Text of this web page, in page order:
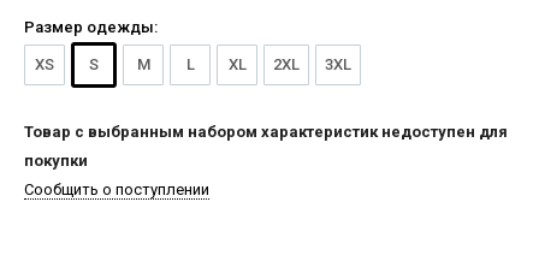
Размер одежды:
XS S M L XL 2XL 3XL
Товар с выбранным набором характеристик недоступен для
покупки
Сообщить о поступлении